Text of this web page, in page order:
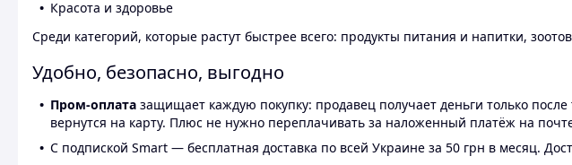
Красота и здоровье
Среди категорий, которые растут быстрее всего: продукты питания и напитки,
Удобно, безопасно, выгодно
Пром-оплата защищает каждую покупку: продавец получает деньги только
вернутся на карту. Плюс не нужно переплачивать за наложенный платёж на
С подпиской Smart — бесплатная доставка по всей Украине за 50 грн в месяц.